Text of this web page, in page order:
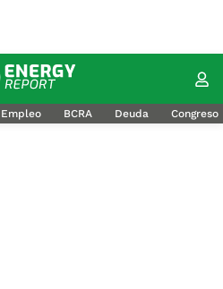
Empleo BCRA Deuda Congreso